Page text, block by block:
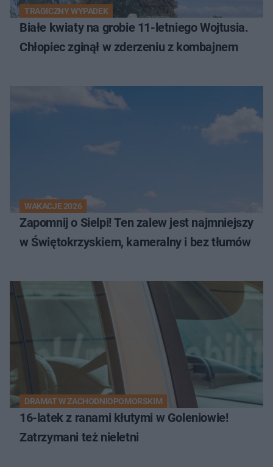
TRAGICZNY WYPADEK
Białe kwiaty na grobie 11-letniego Wojtusia.
Chłopiec zginął w zderzeniu z kombajnem
WAKACJE 2026
Zapomnij o Sielpi! Ten zalew jest najmniejszy
w Świętokrzyskiem, kameralny i bez tłumów
DRAMAT W ZACHODNIOPOMORSKIM
16-latek z ranami kłutymi w Goleniowie!
Zatrzymani też nieletni